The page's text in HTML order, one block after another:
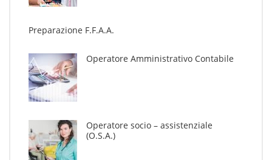
Preparazione F.F.A.A.
Operatore Amministrativo Contabile
Operatore socio – assistenziale
(O.S.A.)